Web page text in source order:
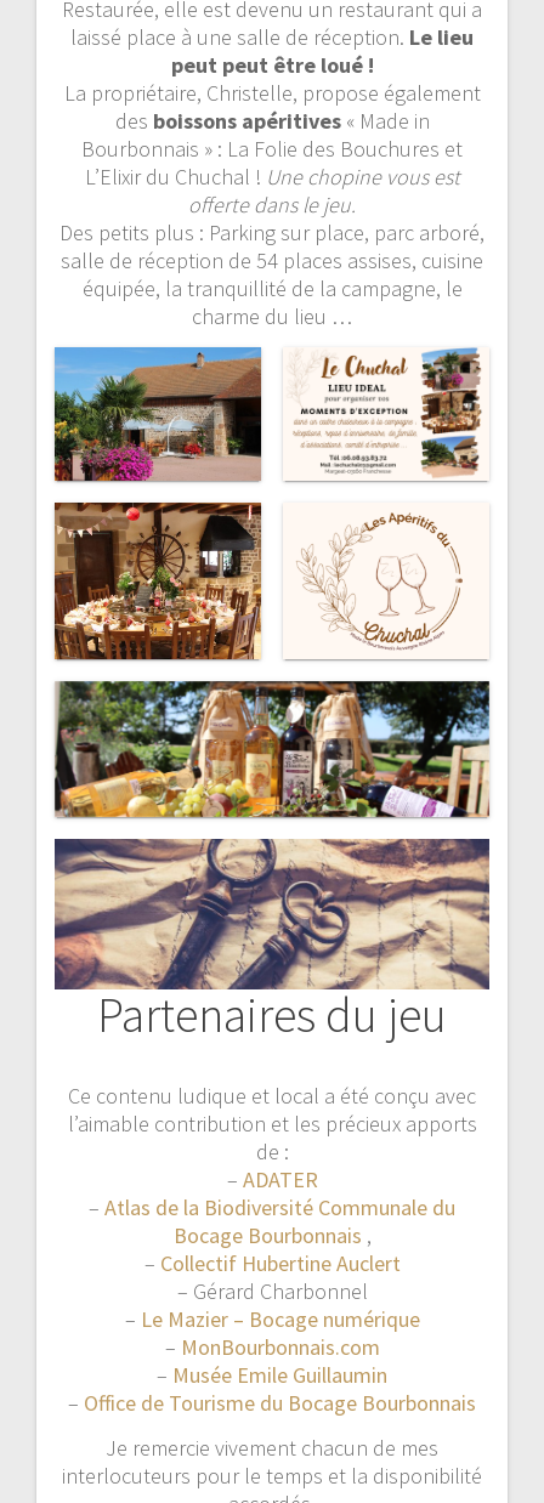
Restaurée, elle est devenu un restaurant qui a
laissé place à une salle de réception. Le lieu
peut peut être loué !
La propriétaire, Christelle, propose également
des boissons apéritives « Made in
Bourbonnais » : La Folie des Bouchures et
L’Elixir du Chuchal ! Une chopine vous est
offerte dans le jeu.
Des petits plus : Parking sur place, parc arboré,
salle de réception de 54 places assises, cuisine
équipée, la tranquillité de la campagne, le
charme du lieu …
Partenaires du jeu
Ce contenu ludique et local a été conçu avec
l’aimable contribution et les précieux apports
de :
– ADATER
– Atlas de la Biodiversité Communale du
Bocage Bourbonnais ,
– Collectif Hubertine Auclert
– Gérard Charbonnel
– Le Mazier – Bocage numérique
– MonBourbonnais.com
– Musée Emile Guillaumin
– Office de Tourisme du Bocage Bourbonnais
Je remercie vivement chacun de mes
interlocuteurs pour le temps et la disponibilité